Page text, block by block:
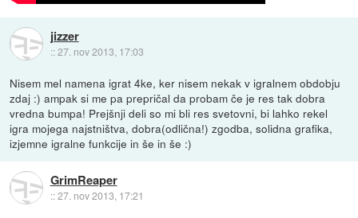
jizzer
::27. nov 2013, 17:03
Nisem mel namena igrat 4ke, ker nisem nekak v igralnem obdobju
zdaj :) ampak si me pa prepričal da probam če je res tak dobra
vredna bumpa! Prejšnji deli so mi bli res svetovni, bi lahko rekel
igra mojega najstništva, dobra(odlična!) zgodba, solidna grafika,
izjemne igralne funkcije in še in še :)
GrimReaper
::27. nov 2013, 17:21